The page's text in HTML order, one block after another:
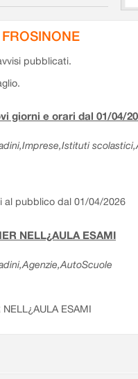
pubblicati.
giorni e orari dal 01/04/
al pubblico dal 01/04/2026
NELL¿AULA ESAMI
ESAMI